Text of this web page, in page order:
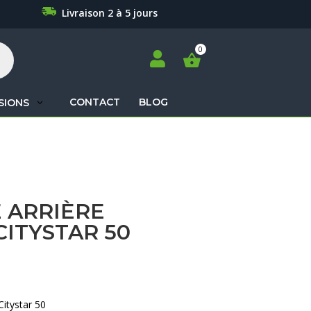
Livraison 2 à 5 jours

CONTACT BLOG
ARRIÈRE
50
50